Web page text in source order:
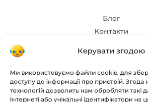
Керувати згодою
Ми використовуємо файли cookie, для
доступу до інформації про пристрій.
технологій дозволить нам обробляти такі
Інтернеті або унікальні ідентифікатори на
Блог
Контакти
Chat GPT